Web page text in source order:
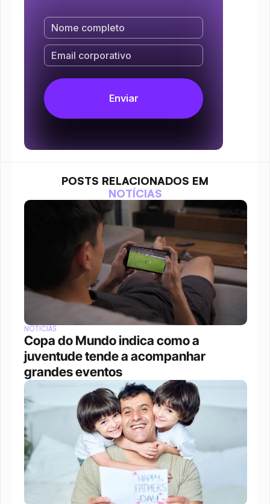
POSTS RELACIONADOS EM
NOTÍCIAS
NOTÍCIAS
Copa do Mundo indica como a
juventude tende a acompanhar
grandes eventos